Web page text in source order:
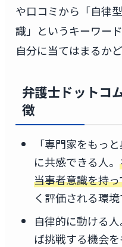
や口コミから「自律
識」というキーワー
自分に当てはまるか
弁護士ドットコ
徴
「専門家をもっ
に共感できる人。
当事者意識を持
く評価される環
自律的に動ける
ば挑戦する機会を